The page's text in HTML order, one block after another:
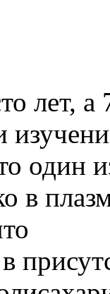
лет,
один
в